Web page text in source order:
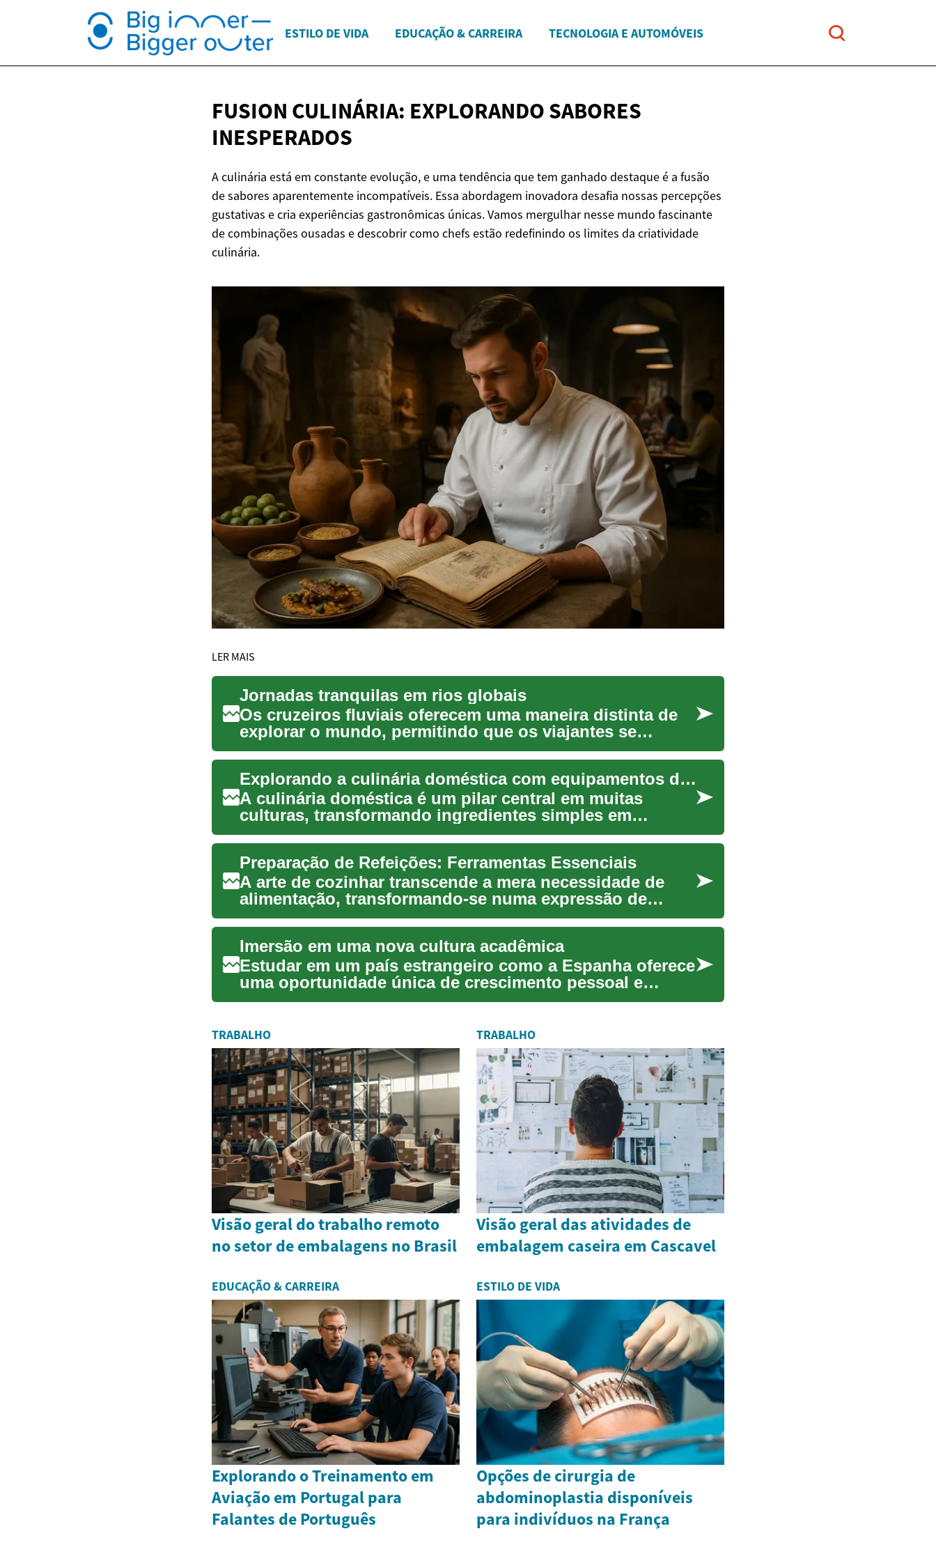
ESTILO DE VIDA EDUCAÇÃO & CARREIRA TECNOLOGIA E AUTOMÓVEIS
FUSION CULINÁRIA: EXPLORANDO SABORES
INESPERADOS
A culinária está em constante evolução, e uma tendência que tem ganhado destaque é a fusão
de sabores aparentemente incompatíveis. Essa abordagem inovadora desafia nossas percepções
gustativas e cria experiências gastronômicas únicas. Vamos mergulhar nesse mundo fascinante
de combinações ousadas e descobrir como chefs estão redefinindo os limites da criatividade
culinária.
LER MAIS
Jornadas tranquilas em rios globais
Os cruzeiros fluviais oferecem uma maneira distinta de
explorar o mundo, permitindo que os viajantes se
conectem com ...
Explorando a culinária doméstica com equipamentos de aquecimento
A culinária doméstica é um pilar central em muitas
culturas, transformando ingredientes simples em
refeições delicios...
Preparação de Refeições: Ferramentas Essenciais
A arte de cozinhar transcende a mera necessidade de
alimentação, transformando-se numa expressão de
criatividade e be...
Imersão em uma nova cultura acadêmica
Estudar em um país estrangeiro como a Espanha oferece
uma oportunidade única de crescimento pessoal e
acadêmico. Além...
TRABALHO
Visão geral do trabalho remoto
no setor de embalagens no Brasil
TRABALHO
Visão geral das atividades de
embalagem caseira em Cascavel
EDUCAÇÃO & CARREIRA
Explorando o Treinamento em
Aviação em Portugal para
Falantes de Português
ESTILO DE VIDA
Opções de cirurgia de
abdominoplastia disponíveis
para indivíduos na França